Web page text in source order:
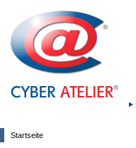
Startseite